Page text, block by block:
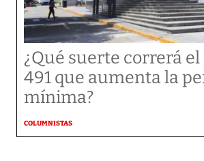
¿Qué suerte correrá
491 que aumenta la
mínima?
COLUMNISTAS